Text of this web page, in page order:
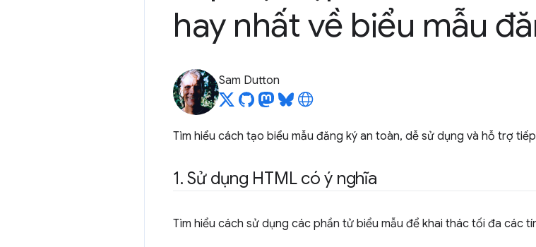
hay nhất về biểu mẫu
Sam Dutton
Tìm hiểu cách tạo biểu mẫu đăng ký an toàn, dễ sử dụng và hỗ trợ
1. Sử dụng HTML có ý nghĩa
Tìm hiểu cách sử dụng các phần tử biểu mẫu để khai thác tối đa các